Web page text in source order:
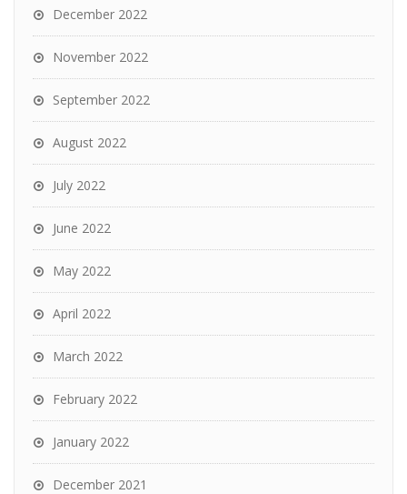
December 2022
November 2022
September 2022
August 2022
July 2022
June 2022
May 2022
April 2022
March 2022
February 2022
January 2022
December 2021